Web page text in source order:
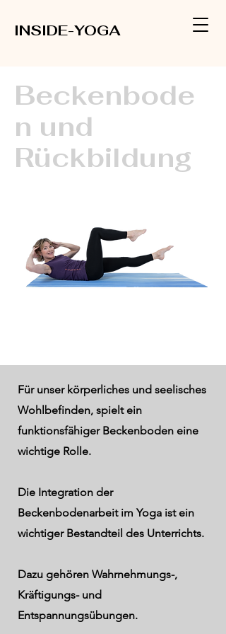
INSIDE-YOGA
Beckenbode
n und
Rückbildung
Für unser körperliches und seelisches
Wohlbefinden, spielt ein
funktionsfähiger Beckenboden eine
wichtige Rolle.
Die Integration der
Beckenbodenarbeit im Yoga ist ein
wichtiger Bestandteil des Unterrichts.
Dazu gehören Wahrnehmungs-,
Kräftigungs- und
Entspannungsübungen.